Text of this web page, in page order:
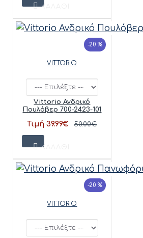
ΚΑΛΆΘΙ
-20 %
VITTORIO
Vittorio Ανδρικό
Πουλόβερ 700-2423-101
Τιμή 39.99€ 50.00€
ΚΑΛΆΘΙ
-20 %
VITTORIO